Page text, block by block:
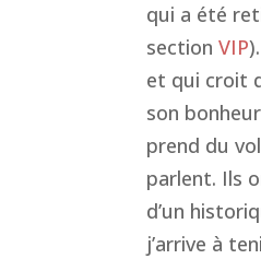
qui a été
sectionVIP
et qui croit
son
prend du
parlent. Ils
d’un
j’arrive à